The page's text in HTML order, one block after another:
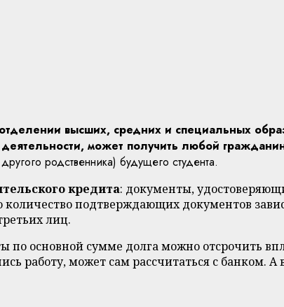
высших, средних и специальных
может получить любой
родственника) будущего студента.
кредита: документы,
подтверждающих документов
лиц.
по основной сумме долга можно отсрочить
работу, может сам рассчитаться с банком. А